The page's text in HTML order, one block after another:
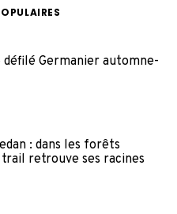
défilé Germanier automne-
: dans les forêts
retrouve ses racines